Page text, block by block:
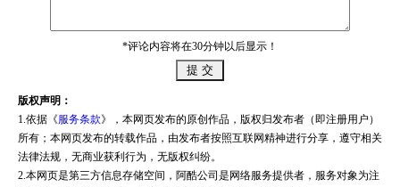
*评论内容将在30分钟以后显示！
版权声明：
1.依据《服务条款》，本网页发布的原创作品，版权归发布者（即注册用户）
所有；本网页发布的转载作品，由发布者按照互联网精神进行分享，遵守相关
法律法规，无商业获利行为，无版权纠纷。
2.本网页是第三方信息存储空间，阿酷公司是网络服务提供者，服务对象为注